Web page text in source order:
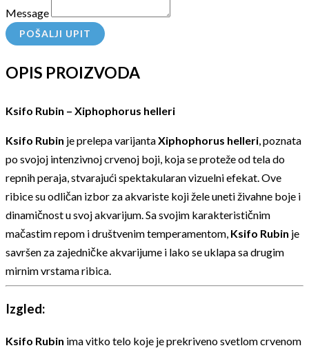
Message
POŠALJI UPIT
OPIS PROIZVODA
Ksifo Rubin – Xiphophorus helleri
Ksifo Rubin je prelepa varijantaXiphophorus helleri, poznata
po svojoj intenzivnoj crvenoj boji, koja se proteže od tela do
repnih peraja, stvarajući spektakularan vizuelni efekat. Ove
ribice su odličan izbor za akvariste koji žele uneti živahne boje i
dinamičnost u svoj akvarijum. Sa svojim karakterističnim
mačastim repom i društvenim temperamentom, Ksifo Rubin je
savršen za zajedničke akvarijume i lako se uklapa sa drugim
mirnim vrstama ribica.
Izgled:
Ksifo Rubin ima vitko telo koje je prekriveno svetlom crvenom